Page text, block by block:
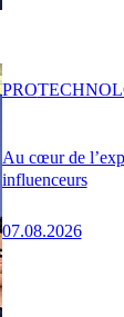
Au cœur de
influenceurs
07.08.2026
PRO